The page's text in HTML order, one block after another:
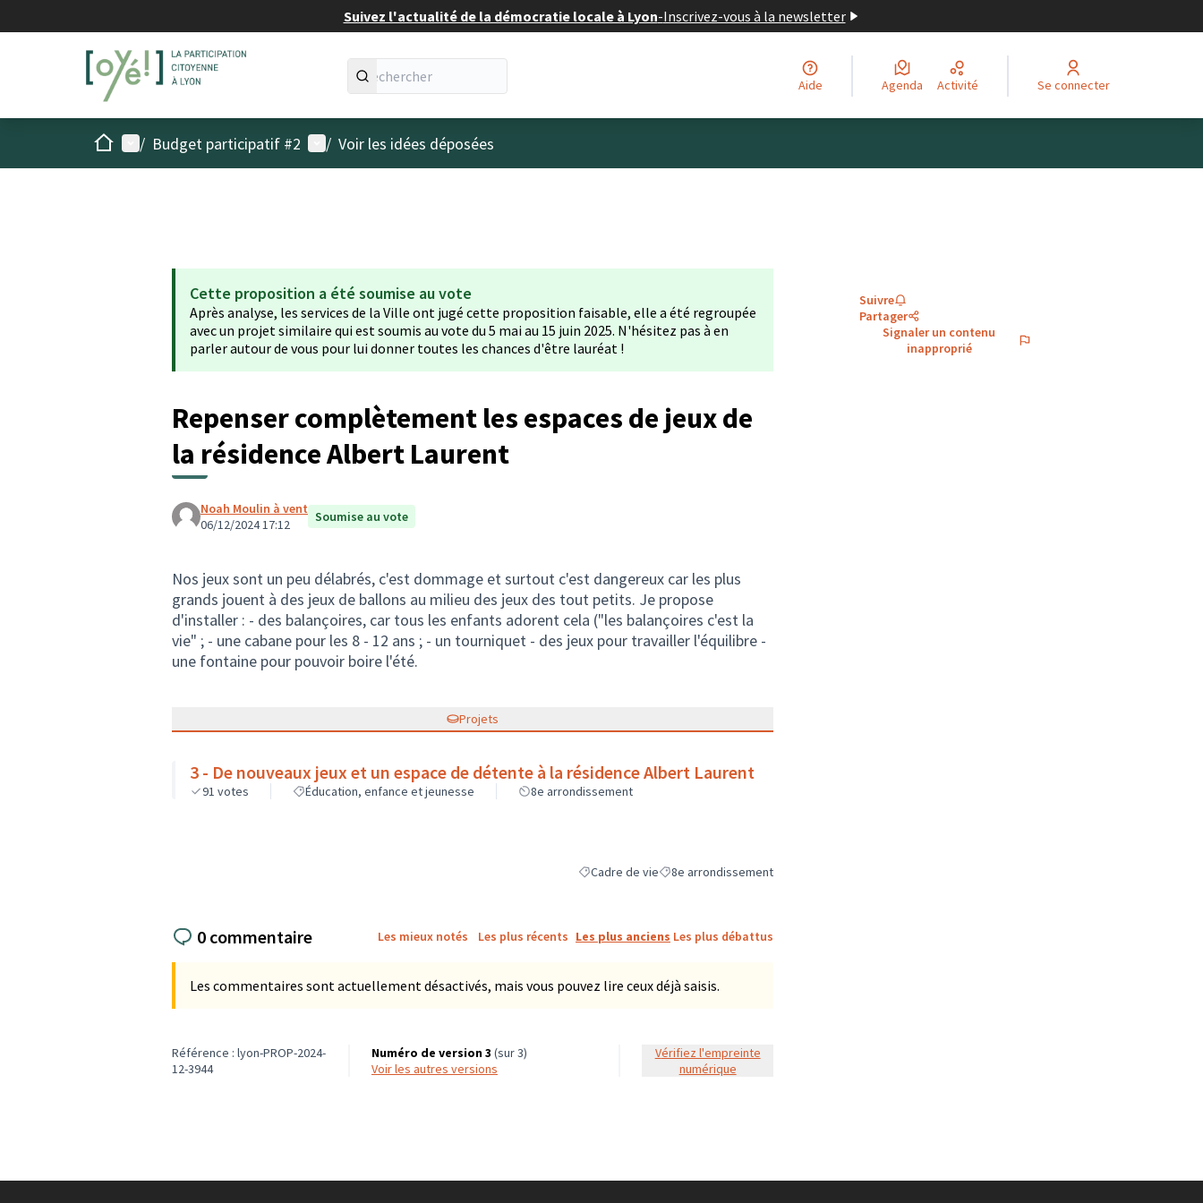
Suivez l'actualité de la démocratie locale à Lyon-Inscrivez-vous à la newsletter
Aide Agenda Activité Se connecter
AccueilMenu principal
/ Budget participatif #2 Menu utilisateur
/ Voir les idées déposées
Cette proposition a été soumise au vote
Après analyse, les services de la Ville ont jugé cette proposition faisable, elle a été regroupée
avec un projet similaire qui est soumis au vote du 5 mai au 15 juin 2025. N'hésitez pas à en
parler autour de vous pour lui donner toutes les chances d'être lauréat !
Repenser complètement les espaces de jeux de
la résidence Albert Laurent
Noah Moulin à vent
06/12/2024 17:12
Soumise au vote
Nos jeux sont un peu délabrés, c'est dommage et surtout c'est dangereux car les plus
grands jouent à des jeux de ballons au milieu des jeux des tout petits. Je propose
d'installer : - des balançoires, car tous les enfants adorent cela ("les balançoires c'est la
vie" ; - une cabane pour les 8 - 12 ans ; - un tourniquet - des jeux pour travailler l'équilibre -
une fontaine pour pouvoir boire l'été.
Projets
3 - De nouveaux jeux et un espace de détente à la résidence Albert Laurent
91 votes Éducation, enfance et jeunesse 8e arrondissement
Filtrer les résultats de la catégorie : Cadre de vie
Cadre de vieFiltrer les résultats pour la localisation : 8e arrondissement
8e arrondissement
Suivre
Partager
Signaler un contenu
inapproprié
0 commentaire Les mieux notés Les plus récents Les plus anciens Les plus débattus
Les commentaires sont actuellement désactivés, mais vous pouvez lire ceux déjà saisis.
Référence : lyon-PROP-2024-
12-3944
Numéro de version 3 (sur 3)
voir les autres versions
Vérifiez l'empreinte
numérique